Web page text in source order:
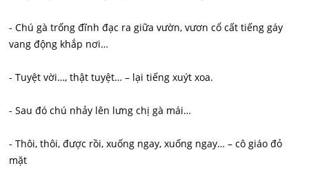
- Chú gà trống đĩnh đạc ra giữa vườn, vươn cổ cất tiếng gáy
vang động khắp nơi…
- Tuyệt vời…, thật tuyệt… – lại tiếng xuýt xoa.
- Sau đó chú nhảy lên lưng chị gà mái…
- Thôi, thôi, được rồi, xuống ngay, xuống ngay… – cô giáo đỏ
mặt